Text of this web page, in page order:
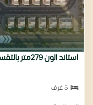
استاند الون 279متر بالتقسيط 14 سنه